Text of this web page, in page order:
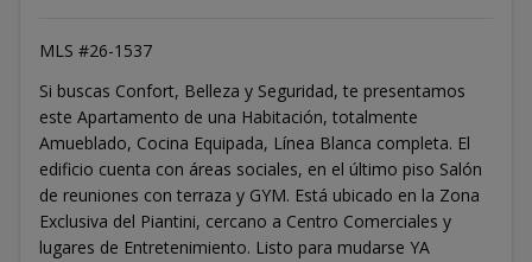
MLS #26-1537
Si buscas Confort, Belleza y Seguridad, te presentamos
este Apartamento de una Habitación, totalmente
Amueblado, Cocina Equipada, Línea Blanca completa. El
edificio cuenta con áreas sociales, en el último piso Salón
de reuniones con terraza y GYM. Está ubicado en la Zona
Exclusiva del Piantini, cercano a Centro Comerciales y
lugares de Entretenimiento. Listo para mudarse YA